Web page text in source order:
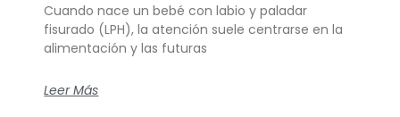
Cuando nace un bebé con labio y paladar
fisurado (LPH), la atención suele centrarse en la
alimentación y las futuras
Leer Más